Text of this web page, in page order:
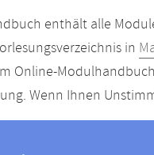
enthält alle
in
Online-
Wenn Ihnen